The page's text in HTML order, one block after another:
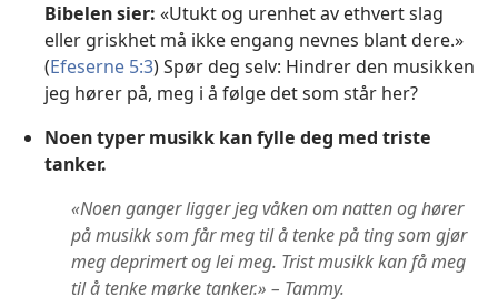
Bibelen sier: «Utukt og urenhet av ethvert slag
eller griskhet må ikke engang nevnes blant dere.»
(Efeserne 5:3) Spør deg selv: Hindrer den musikken
jeg hører på, meg i å følge det som står her?
Noen typer musikk kan fylle deg med triste
tanker.
«Noen ganger ligger jeg våken om natten og hører
på musikk som får meg til å tenke på ting som gjør
meg deprimert og lei meg. Trist musikk kan få meg
til å tenke mørke tanker.» – Tammy.